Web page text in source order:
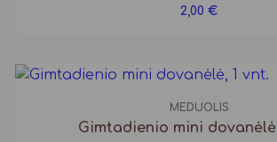
2,00 €
MEDUOLIS
Gimtadienio mini